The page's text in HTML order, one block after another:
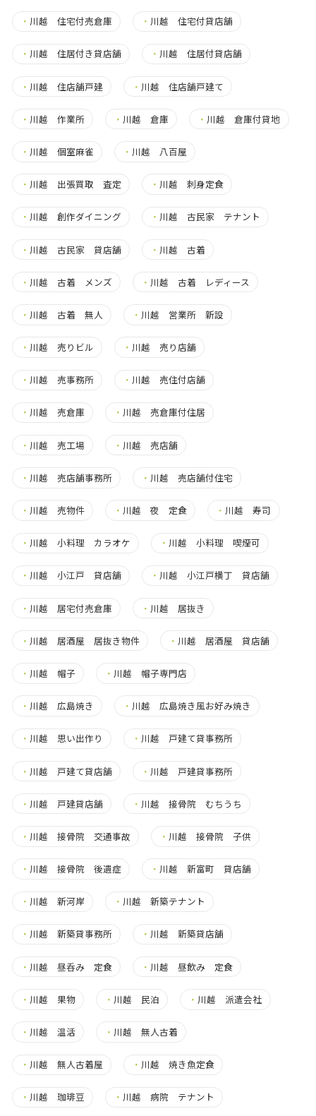
・ 川越 住宅付売倉庫 ・ 川越 住宅付貸店舗
・ 川越 住居付き貸店舗 ・ 川越 住居付貸店舗
・ 川越 住店舗戸建 ・ 川越 住店舗戸建て
・ 川越 作業所 ・ 川越 倉庫 ・ 川越 倉庫付貸地
・ 川越 個室麻雀 ・ 川越 八百屋
・ 川越 出張買取 査定 ・ 川越 刺身定食
・ 川越 創作ダイニング ・ 川越 古民家 テナント
・ 川越 古民家 貸店舗 ・ 川越 古着
・ 川越 古着 メンズ ・ 川越 古着 レディース
・ 川越 古着 無人 ・ 川越 営業所 新設
・ 川越 売りビル ・ 川越 売り店舗
・ 川越 売事務所 ・ 川越 売住付店舗
・ 川越 売倉庫 ・ 川越 売倉庫付住居
・ 川越 売工場 ・ 川越 売店舗
・ 川越 売店舗事務所 ・ 川越 売店舗付住宅
・ 川越 売物件 ・ 川越 夜 定食 ・ 川越 寿司
・ 川越 小料理 カラオケ ・ 川越 小料理 喫煙可
・ 川越 小江戸 貸店舗 ・ 川越 小江戸横丁 貸店舗
・ 川越 居宅付売倉庫 ・ 川越 居抜き
・ 川越 居酒屋 居抜き物件 ・ 川越 居酒屋 貸店舗
・ 川越 帽子 ・ 川越 帽子専門店
・ 川越 広島焼き ・ 川越 広島焼き風お好み焼き
・ 川越 思い出作り ・ 川越 戸建て貸事務所
・ 川越 戸建て貸店舗 ・ 川越 戸建貸事務所
・ 川越 戸建貸店舗 ・ 川越 接骨院 むちうち
・ 川越 接骨院 交通事故 ・ 川越 接骨院 子供
・ 川越 接骨院 後遺症 ・ 川越 新富町 貸店舗
・ 川越 新河岸 ・ 川越 新築テナント
・ 川越 新築貸事務所 ・ 川越 新築貸店舗
・ 川越 昼呑み 定食 ・ 川越 昼飲み 定食
・ 川越 果物 ・ 川越 民泊 ・ 川越 派遣会社
・ 川越 温活 ・ 川越 無人古着
・ 川越 無人古着屋 ・ 川越 焼き魚定食
・ 川越 珈琲豆 ・ 川越 病院 テナント